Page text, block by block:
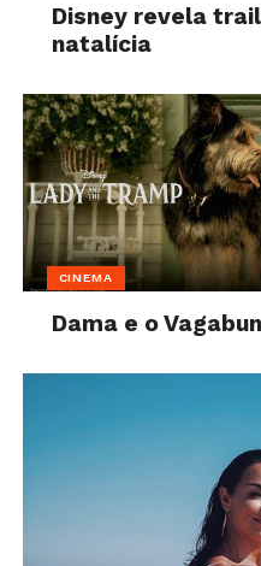
Disney revela
natalícia
CINEMA
Dama e o